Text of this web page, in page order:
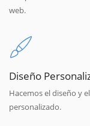
web.
Diseño
Hacemos el diseño y
personalizado.